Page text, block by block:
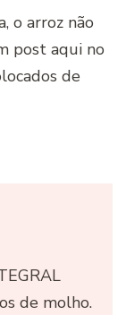
o arroz não
post aqui no
de
de molho.